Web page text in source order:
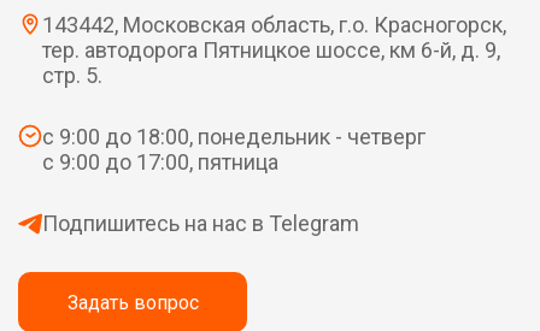
143442, Московская область, г.о. Красногорск,
тер. автодорога Пятницкое шоссе, км 6-й, д. 9,
стр. 5.
с 9:00 до 18:00, понедельник - четверг
с 9:00 до 17:00, пятница
Подпишитесь на нас в Telegram
Задать вопрос